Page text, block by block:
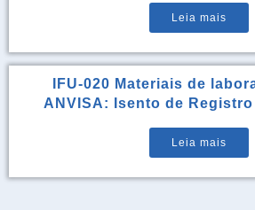
Leia mais
IFU-020 Materiais de
ANVISA: Isento de
Leia mais